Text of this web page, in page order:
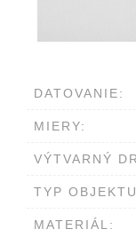
DATOVANIE:
MIERY:
VÝTVARNÝ
TYP
MATERIÁL: